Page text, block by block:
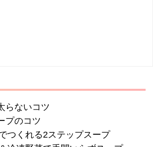
らないコツ
プのコツ
つくれる2ステップスープ